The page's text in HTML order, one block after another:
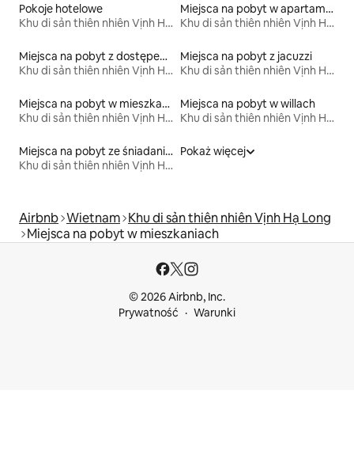
Pokoje hotelowe
Khu di sản thiên nhiên Vịnh Hạ Long
Miejsca na pobyt w apartamentach z obsługą
Khu di sản thiên nhiên Vịnh Hạ Long
Miejsca na pobyt z dostępem do plaży
Khu di sản thiên nhiên Vịnh Hạ Long
Miejsca na pobyt z jacuzzi
Khu di sản thiên nhiên Vịnh Hạ Long
Miejsca na pobyt w mieszkaniach typu condo
Khu di sản thiên nhiên Vịnh Hạ Long
Miejsca na pobyt w willach
Khu di sản thiên nhiên Vịnh Hạ Long
Miejsca na pobyt ze śniadaniem
Khu di sản thiên nhiên Vịnh Hạ Long
Pokaż więcej
Airbnb Wietnam Khu di sản thiên nhiên Vịnh Hạ Long
Miejsca na pobyt w mieszkaniach
© 2026 Airbnb, Inc.
Prywatność
Warunki